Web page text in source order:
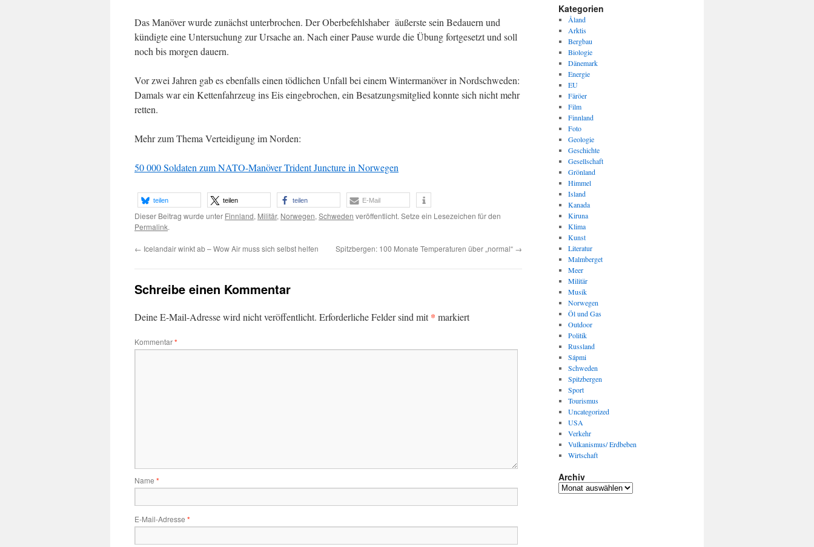
Das Manöver wurde zunächst unterbrochen. Der Oberbefehlshaber äußerste sein Bedauern und
kündigte eine Untersuchung zur Ursache an. Nach einer Pause wurde die Übung fortgesetzt und soll
noch bis morgen dauern.
Vor zwei Jahren gab es ebenfalls einen tödlichen Unfall bei einem Wintermanöver in Nordschweden:
Damals war ein Kettenfahrzeug ins Eis eingebrochen, ein Besatzungsmitglied konnte sich nicht mehr
retten.
Mehr zum Thema Verteidigung im Norden:
50 000 Soldaten zum NATO-Manöver Trident Juncture in Norwegen
teilen teilen teilen E-Mail
Dieser Beitrag wurde unter Finnland, Militär, Norwegen, Schweden veröffentlicht. Setze ein Lesezeichen für den
Permalink.
← Icelandair winkt ab – Wow Air muss sich selbst helfen Spitzbergen: 100 Monate Temperaturen über „normal“ →
Schreibe einen Kommentar
Deine E-Mail-Adresse wird nicht veröffentlicht. Erforderliche Felder sind mit* markiert
Kommentar*
Name *
E-Mail-Adresse *
Kategorien
Åland
Arktis
Bergbau
Biologie
Dänemark
Energie
EU
Färöer
Film
Finnland
Foto
Geologie
Geschichte
Gesellschaft
Grönland
Himmel
Island
Kanada
Kiruna
Klima
Kunst
Literatur
Malmberget
Meer
Militär
Musik
Norwegen
Öl und Gas
Outdoor
Politik
Russland
Sápmi
Schweden
Spitzbergen
Sport
Tourismus
Uncategorized
USA
Verkehr
Vulkanismus/ Erdbeben
Wirtschaft
Archiv
Archiv